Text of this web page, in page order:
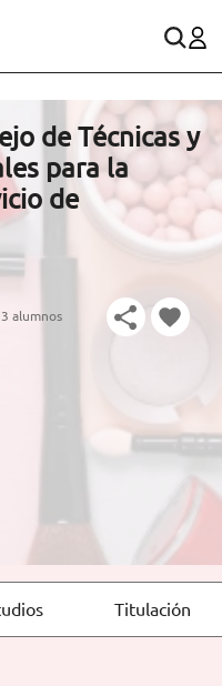
de Técnicas y
para la
de
alumnos
Titulación